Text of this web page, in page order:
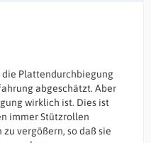
die Plattendurchbiegung
abgeschätzt. Aber
wirklich ist. Dies ist
immer Stützrollen
vergößern, so daß sie